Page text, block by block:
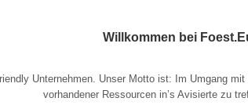
Willkommen bei
Unternehmen. Unser Motto ist: Im Umgang
vorhandener Ressourcen in’s Avisierte zu